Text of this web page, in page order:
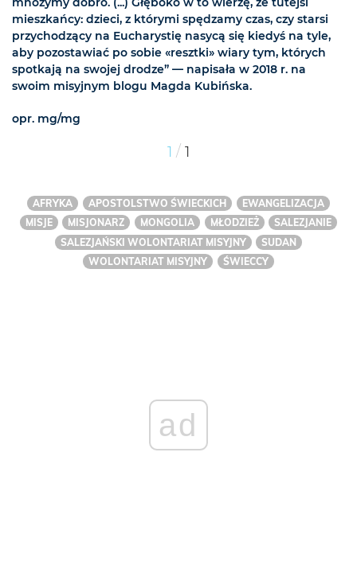
mieszkańcy: dzieci, z którymi spędzamy czas, czy starsi
przychodzący na Eucharystię nasycą się kiedyś na tyle,
aby pozostawiać po sobie «resztki» wiary tym, których
spotkają na swojej drodze” — napisała w 2018 r. na
swoim misyjnym blogu Magda Kubińska.
opr. mg/mg
1 / 1
AFRYKA APOSTOLSTWO ŚWIECKICH
EWANGELIZACJA
MISJE
MISJONARZ MONGOLIA MŁODZIEŻ
SALEZJANIE
SALEZJAŃSKI WOLONTARIAT MISYJNY
SUDAN
WOLONTARIAT MISYJNY
ŚWIECCY
ad